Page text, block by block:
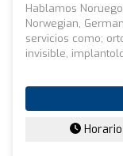
Hablamos
Norwegian,
servicios como;
invisible,
Horario